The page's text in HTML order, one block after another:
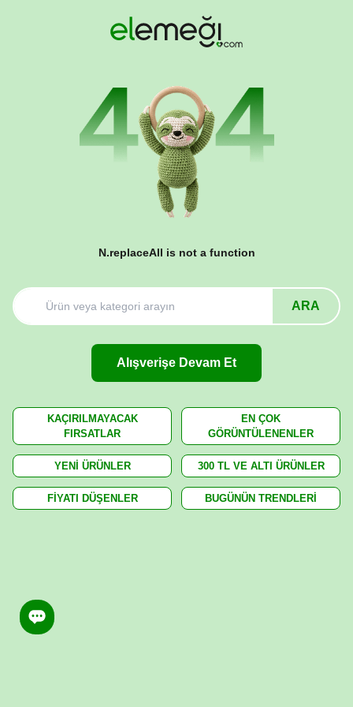
N.replaceAll is not a function
ARA
Alışverişe Devam Et
KAÇIRILMAYACAK
FIRSATLAR
EN ÇOK
GÖRÜNTÜLENENLER
YENİ ÜRÜNLER 300 TL VE ALTI ÜRÜNLER
FİYATI DÜŞENLER BUGÜNÜN TRENDLERİ